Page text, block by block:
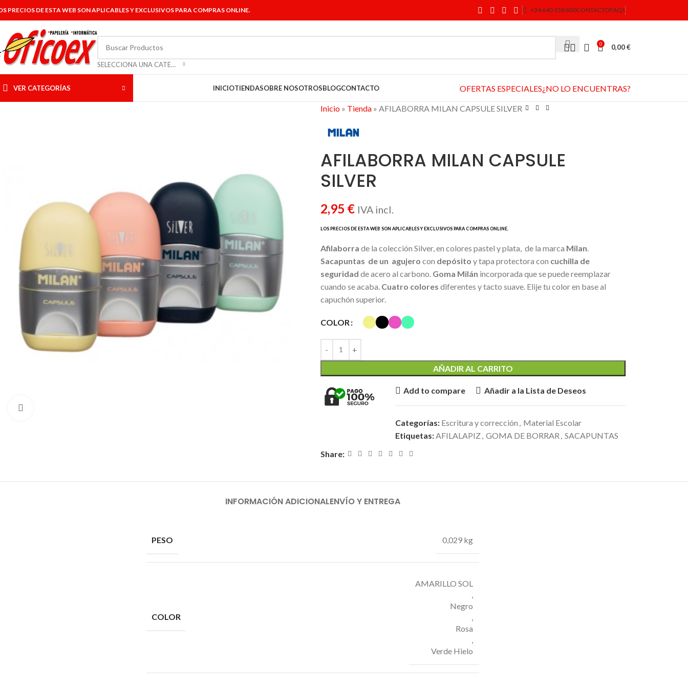
PRECIOS DE ESTA WEB SON APLICABLES Y EXCLUSIVOS PARA COMPRAS ONLINE. +34 640 158 800CONTACTOFAQS
SELECCIONA UNA CATEGORÍA
0 0,00€
VER CATEGORÍAS INICIOTIENDASOBRE NOSOTROSBLOGCONTACTO OFERTAS ESPECIALES¿NO LO ENCUENTRAS?
Inicio» Tienda» AFILABORRA MILAN CAPSULE SILVER
AFILABORRA MILAN CAPSULE
SILVER
2,95 € IVA incl.
Afilaborra de la colección Silver, en colores pastel y plata, de la marca Milan
Sacapuntas de un agujero con depósito y tapa protectora con cuchilla de
seguridad de acero al carbono. Goma Milán incorporada que se puede reemplazar
cuando se acaba. Cuatro colores diferentes y tacto suave. Elije tu color en base al
capuchón superior.
COLOR
AÑADIR AL CARRITO
Add to compare Añadir a la Lista de Deseos
Categorías: Escritura y corrección
Material Escolar
Etiquetas: AFILALAPIZ GOMA DE BORRAR SACAPUNTAS
Share:
INFORMACIÓN ADICIONALENVÍO Y ENTREGA
PESO 0,029 kg
COLOR
AMARILLO SOL
Negro
Rosa
Verde Hielo